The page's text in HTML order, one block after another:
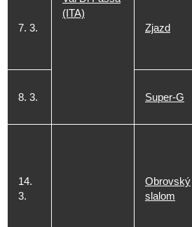
(ITA)
7. 3. Zjazd
8. 3. Super-G
14.
3.
Obrovský
slalom